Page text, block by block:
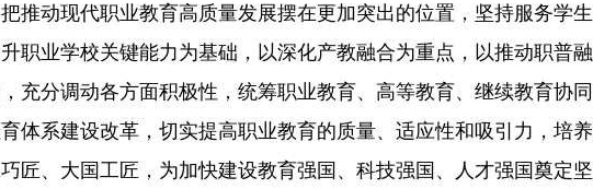
推动现代职业教育高质量发展摆在更加突出的位置，坚持服务学生
职业学校关键能力为基础，以深化产教融合为重点，以推动职普融
充分调动各方面积极性，统筹职业教育、高等教育、继续教育协同
体系建设改革，切实提高职业教育的质量、适应性和吸引力，培养
匠、大国工匠，为加快建设教育强国、科技强国、人才强国奠定坚